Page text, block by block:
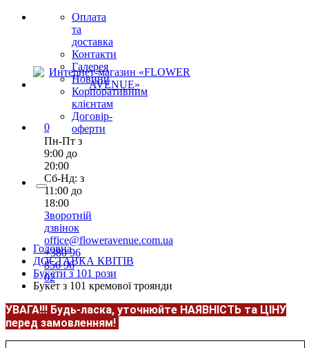
Оплата
та
доставка
Контакти
Галерея
Новини
Корпоративним
клієнтам
Договір-
оферти
Пн-Пт з
9:00 до
20:00
Сб-Нд: з
11:00 до
18:00
Зворотній
дзвінок
office@floweravenue.com.ua
+380 96
856 96
02
0
Головна
ДОСТАВКА КВІТІВ
Букети з 101 рози
Букет з 101 кремової троянди
УВАГА!!! Будь-ласка, уточнюйте НАЯВНІСТЬ та ЦІНУ
перед замовленням!